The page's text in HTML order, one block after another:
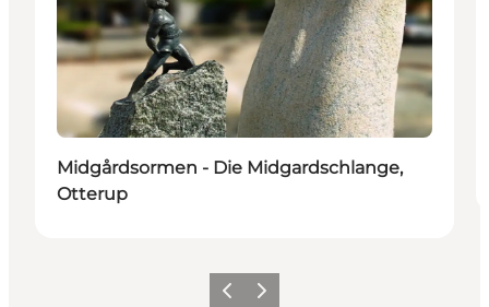
Midgårdsormen - Die Midgardschlange,
Otterup
ZurückWeiter